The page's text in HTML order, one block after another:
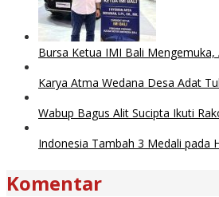
Bursa Ketua IMI Bali
Karya Atma Wedana Desa Adat
Wabup Bagus Alit Sucipta Ikuti
Indonesia Tambah 3 Medali pada
Komentar